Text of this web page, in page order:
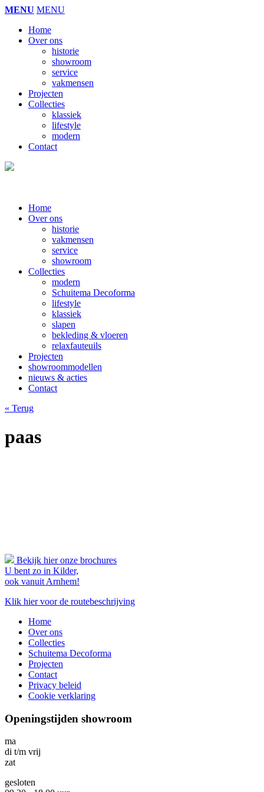
MENU MENU
Home
Over ons
historie
showroom
service
vakmensen
Projecten
Collecties
klassiek
lifestyle
modern
Contact
Home
Over ons
historie
vakmensen
service
showroom
Collecties
modern
Schuitema Decoforma
lifestyle
klassiek
slapen
bekleding & vloeren
relaxfauteuils
Projecten
showroommodellen
nieuws & acties
Contact
« Terug
paas
Bekijk hier onze brochures
U bent zo in Kilder,
ook vanuit Arnhem!
Klik hier voor de routebeschrijving
Home
Over ons
Collecties
Schuitema Decoforma
Projecten
Contact
Privacy beleid
Cookie verklaring
Openingstijden showroom
ma
di t/m vrij
zat
gesloten